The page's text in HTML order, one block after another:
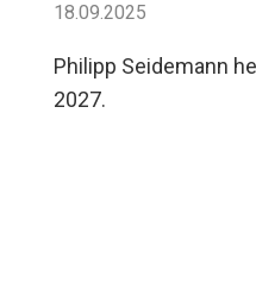
18.09.2025
Philipp Seidemann
2027.